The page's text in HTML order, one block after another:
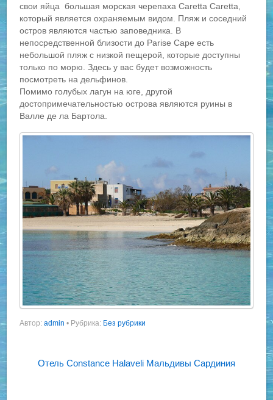
свои яйца большая морская черепаха Caretta Caretta,
который является охраняемым видом. Пляж и соседний
остров являются частью заповедника. В
непосредственной близости до Parise Cape есть
небольшой пляж с низкой пещерой, которые доступны
только по морю. Здесь у вас будет возможность
посмотреть на дельфинов.
Помимо голубых лагун на юге, другой
достопримечательностью острова являются руины в
Валле де ла Бартола.
Автор:admin • Рубрика: Без рубрики
Отель Constance Halaveli Мальдивы Сардиния